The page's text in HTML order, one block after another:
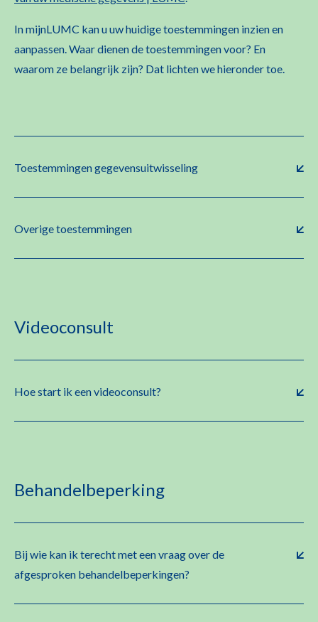
InmijnLUMC kan u uw huidige toestemmingen inzien en
aanpassen. Waar dienen de toestemmingen voor? En
waarom ze belangrijk zijn? Dat lichten we hieronder toe.
Toestemmingen gegevensuitwisseling
Overige toestemmingen
Videoconsult
Hoe start ik een videoconsult?
Behandelbeperking
Bij wie kan ik terecht met een vraag over de
afgesproken behandelbeperkingen?